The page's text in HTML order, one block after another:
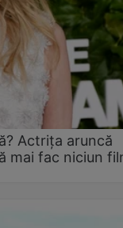
Actrița aruncă
mai fac niciun